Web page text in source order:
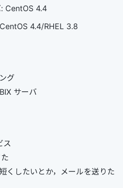
CentOS 4.4
4.4/RHEL 3.8
グ
サーバ
ス
くしたいとか，メールを送りた